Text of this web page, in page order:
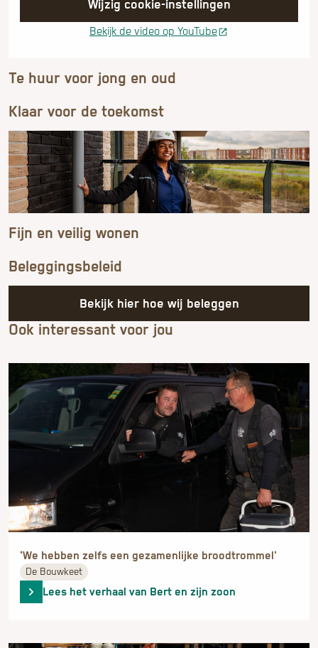
Wijzig cookie-instellingen
Bekijk de video op YouTube
Te huur voor jong en oud
Klaar voor de toekomst
Fijn en veilig wonen
Beleggingsbeleid
Bekijk hier hoe wij beleggen
Ook interessant voor jou
De Bouwkeet
Lees het verhaal van Bert en zijn zoon